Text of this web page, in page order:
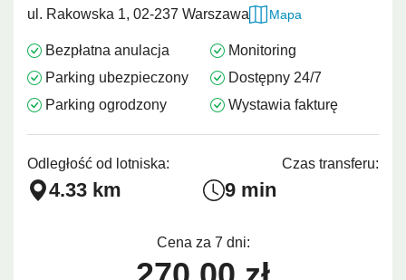
ul. Rakowska 1, 02-237 Warszawa Mapa
Bezpłatna anulacja
Parking ubezpieczony
Parking ogrodzony
Monitoring
Dostępny 24/7
Wystawia fakturę
Odległość od lotniska:
4.33 km
Czas transferu:
9 min
Cena za 7 dni: